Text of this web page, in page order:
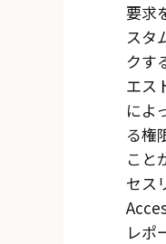
要求
スタ
クす
エス
によ
る権
こと
セス
レポ